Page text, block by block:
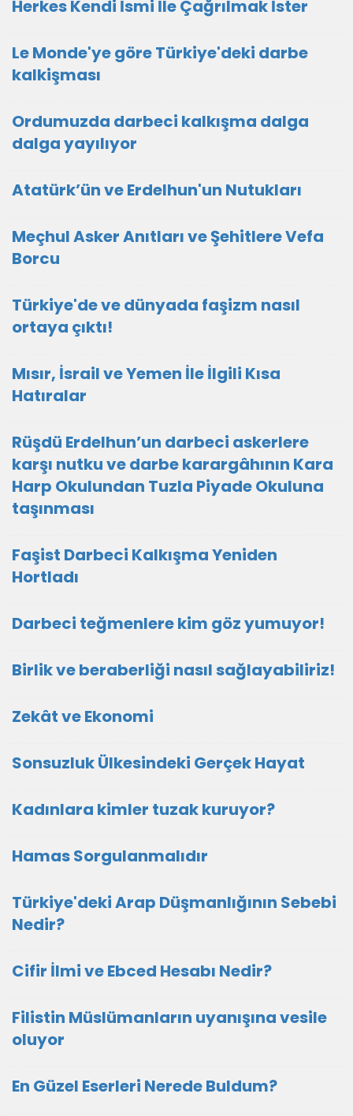
Herkes Kendi İsmi İle Çağrılmak İster
Le Monde'ye göre Türkiye'deki darbe
kalkişması
Ordumuzda darbeci kalkışma dalga
dalga yayılıyor
Atatürk’ün ve Erdelhun'un Nutukları
Meçhul Asker Anıtları ve Şehitlere Vefa
Borcu
Türkiye'de ve dünyada faşizm nasıl
ortaya çıktı!
Mısır, İsrail ve Yemen İle İlgili Kısa
Hatıralar
Rüşdü Erdelhun’un darbeci askerlere
karşı nutku ve darbe karargâhının Kara
Harp Okulundan Tuzla Piyade Okuluna
taşınması
Faşist Darbeci Kalkışma Yeniden
Hortladı
Darbeci teğmenlere kim göz yumuyor!
Birlik ve beraberliği nasıl sağlayabiliriz!
Zekât ve Ekonomi
Sonsuzluk Ülkesindeki Gerçek Hayat
Kadınlara kimler tuzak kuruyor?
Hamas Sorgulanmalıdır
Türkiye'deki Arap Düşmanlığının Sebebi
Nedir?
Cifir İlmi ve Ebced Hesabı Nedir?
Filistin Müslümanların uyanışına vesile
oluyor
En Güzel Eserleri Nerede Buldum?